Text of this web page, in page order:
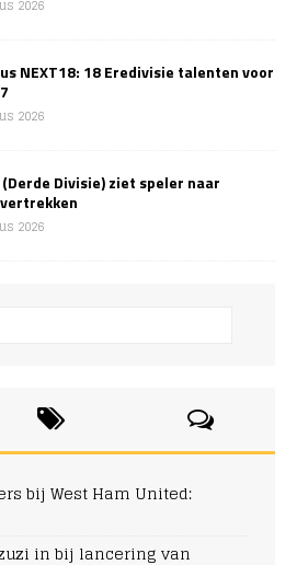
2026
NEXT18: 18 Eredivisie talenten voor
2026
Divisie) ziet speler naar
2026
bij West Ham United:
in bij lancering van